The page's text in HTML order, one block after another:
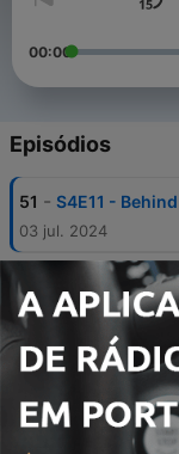
00:00
Episódios
51 - S4E11 -
03 jul. 2024
S4E10 - Dean
19 abr. 2024
49 - S4E9 -
48 - S4E8 - Top